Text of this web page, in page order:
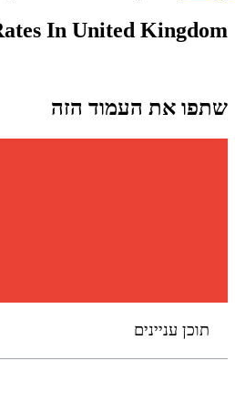
In United Kingdom
שתפו את העמוד הזה
תוכן עניינים